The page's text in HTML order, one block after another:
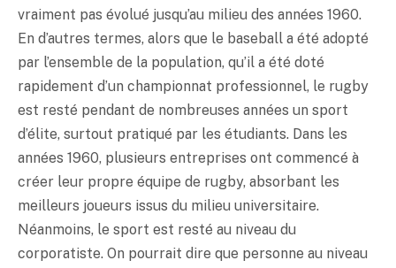
vraiment pas évolué jusqu’au milieu des années 1960.
En d’autres termes, alors que le baseball a été adopté
par l’ensemble de la population, qu’il a été doté
rapidement d’un championnat professionnel, le rugby
est resté pendant de nombreuses années un sport
d’élite, surtout pratiqué par les étudiants. Dans les
années 1960, plusieurs entreprises ont commencé à
créer leur propre équipe de rugby, absorbant les
meilleurs joueurs issus du milieu universitaire.
Néanmoins, le sport est resté au niveau du
corporatiste. On pourrait dire que personne au niveau